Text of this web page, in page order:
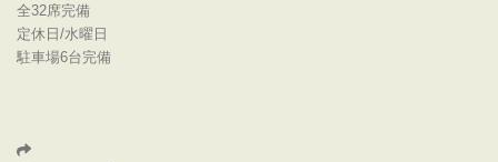
全32席完備
定休日/水曜日
駐車場6台完備